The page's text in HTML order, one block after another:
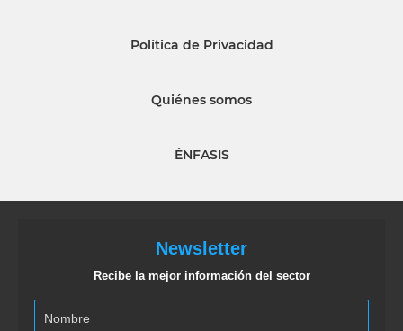
Política de Privacidad
Quiénes somos
ÉNFASIS
Newsletter
Recibe la mejor información del sector